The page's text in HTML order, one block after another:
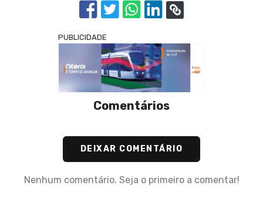
PUBLICIDADE
Comentários
DEIXAR COMENTÁRIO
Nenhum comentário. Seja o primeiro a comentar!